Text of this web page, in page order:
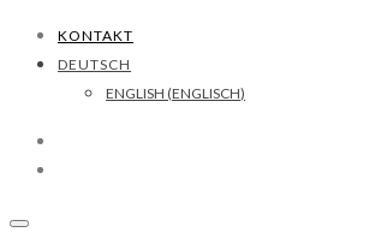
KONTAKT
DEUTSCH
ENGLISH (ENGLISCH)